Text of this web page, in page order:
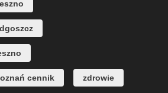
cennik zdrowie